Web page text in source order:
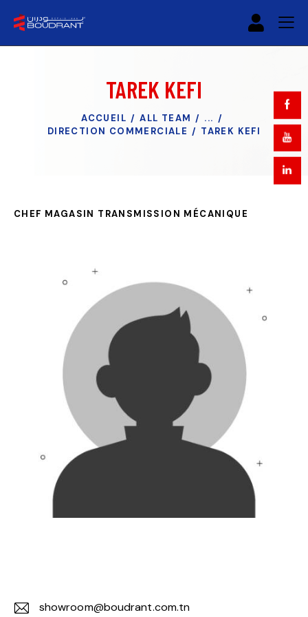
TAREK KEFI
ACCUEIL ALL TEAM
...
DIRECTION COMMERCIALE
TAREK KEFI
CHEF MAGASIN TRANSMISSION MÉCANIQUE
showroom@boudrant.com.tn